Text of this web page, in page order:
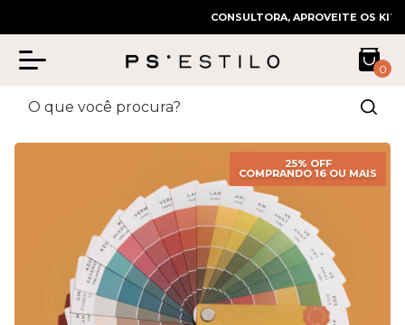
CONSULTORA, APROVEITE OS KITS
0
25% OFF
COMPRANDO 16 OU MAIS